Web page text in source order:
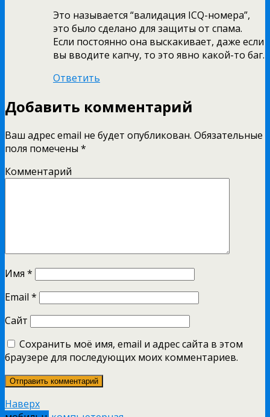
Это называется “валидация ICQ-номера”,
это было сделано для защиты от спама.
Если постоянно она выскакивает, даже если
вы вводите капчу, то это явно какой-то баг.
Ответить
Добавить комментарий
Ваш адрес email не будет опубликован. Обязательные
поля помечены *
Комментарий
Имя *
Email *
Сайт
Сохранить моё имя, email и адрес сайта в этом
браузере для последующих моих комментариев.
Наверх